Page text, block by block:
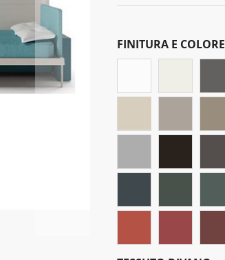
FINITURA E COLORE